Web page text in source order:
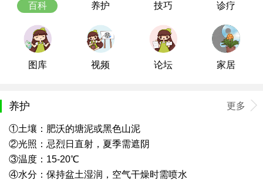
百科 养护 技巧 诊疗
图库 视频 论坛 家居
养护 更多
①土壤：肥沃的塘泥或黑色山泥
②光照：忌烈日直射，夏季需遮阴
③温度：15-20℃
④水分：保持盆土湿润，空气干燥时需喷水